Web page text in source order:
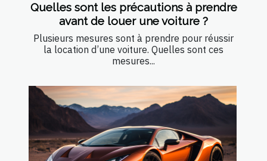
Quelles sont les précautions à prendre
avant de louer une voiture ?
Plusieurs mesures sont à prendre pour réussir
la location d’une voiture. Quelles sont ces
mesures...